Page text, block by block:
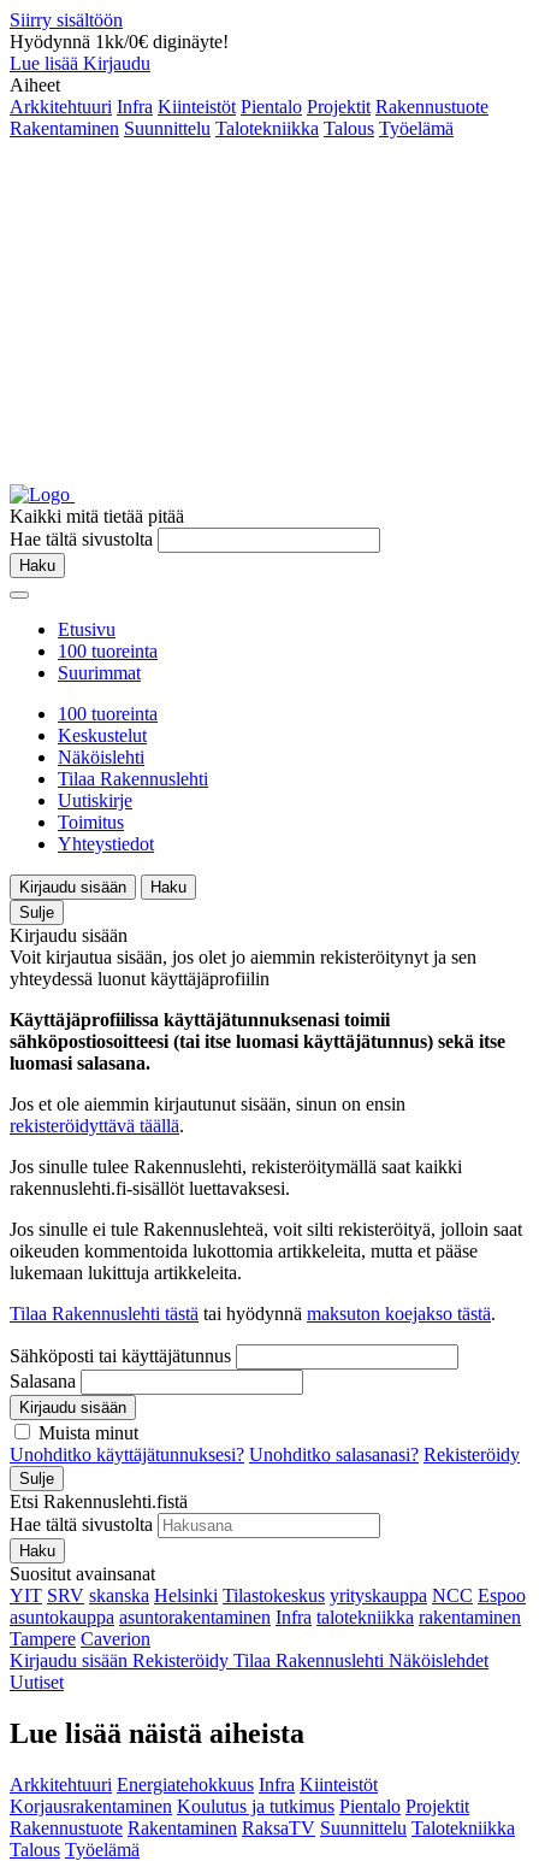
Siirry sisältöön
Hyödynnä 1kk/0€ diginäyte!
Lue lisää Kirjaudu
Aiheet
Arkkitehtuuri Infra Kiinteistöt Pientalo Projektit Rakennustuote
Rakentaminen Suunnittelu Talotekniikka Talous Työelämä
Kaikki mitä tietää pitää
Hae tältä sivustolta
Haku
Etusivu
100 tuoreinta
Suurimmat
100 tuoreinta
Keskustelut
Näköislehti
Tilaa Rakennuslehti
Uutiskirje
Toimitus
Yhteystiedot
Kirjaudu sisään
Haku
Sulje
Kirjaudu sisään
Voit kirjautua sisään, jos olet jo aiemmin rekisteröitynyt ja sen
yhteydessä luonut käyttäjäprofiilin
Käyttäjäprofiilissa käyttäjätunnuksenasi toimii
sähköpostiosoitteesi (tai itse luomasi käyttäjätunnus) sekä itse
luomasi salasana.
Jos et ole aiemmin kirjautunut sisään, sinun on ensin
rekisteröidyttävä täällä.
Jos sinulle tulee Rakennuslehti, rekisteröitymällä saat kaikki
rakennuslehti.fi-sisällöt luettavaksesi.
Jos sinulle ei tule Rakennuslehteä, voit silti rekisteröityä, jolloin saat
oikeuden kommentoida lukottomia artikkeleita, mutta et pääse
lukemaan lukittuja artikkeleita.
Tilaa Rakennuslehti tästä tai hyödynnä maksuton koejakso tästä.
Sähköposti tai käyttäjätunnus
Salasana
Kirjaudu sisään
Muista minut
Unohditko käyttäjätunnuksesi? Unohditko salasanasi? Rekisteröidy
Sulje
Etsi Rakennuslehti.fistä
Hae tältä sivustolta
Haku
Suositut avainsanat
YIT SRV skanska Helsinki Tilastokeskus yrityskauppa NCC Espoo
asuntokauppa asuntorakentaminen Infra talotekniikka rakentaminen
Tampere Caverion
Kirjaudu sisään Rekisteröidy Tilaa Rakennuslehti Näköislehdet
Uutiset
Lue lisää näistä aiheista
Arkkitehtuuri Energiatehokkuus Infra Kiinteistöt
Korjausrakentaminen Koulutus ja tutkimus Pientalo Projektit
Rakennustuote Rakentaminen RaksaTV Suunnittelu Talotekniikka
Talous Työelämä